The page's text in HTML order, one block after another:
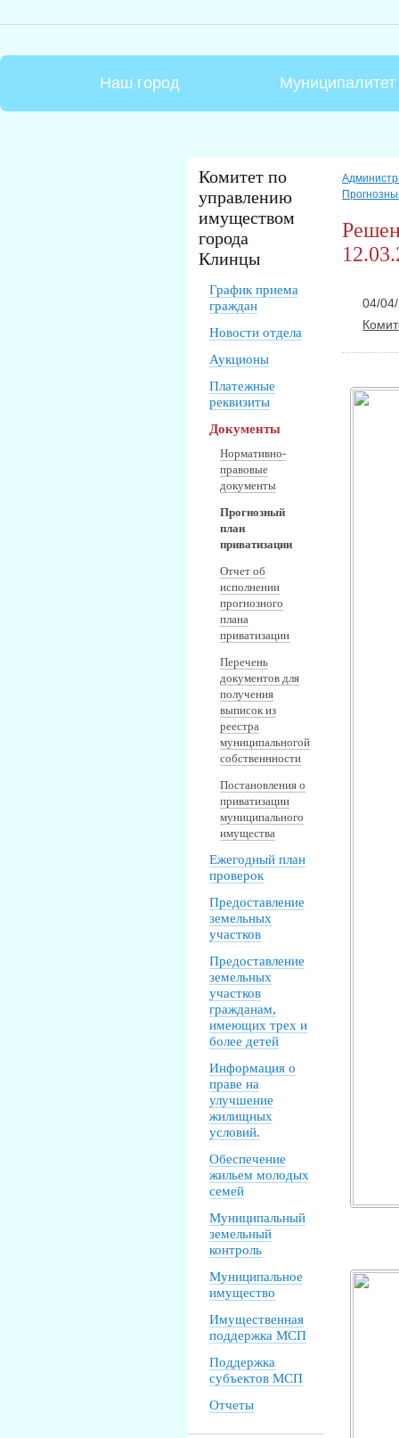
Наш город Муниципалитет
Комитет по
управлению
имуществом
города
Клинцы
График приема
граждан
Новости отдела
Аукционы
Платежные
реквизиты
Документы
Нормативно-
правовые
документы
Прогнозный
план
приватизации
Отчет об
исполнении
прогнозного
плана
приватизации
Перечень
документов для
получения
выписок из
реестра
муниципальногой
собственнности
Постановления о
приватизации
муниципального
имущества
Ежегодный план
проверок
Предоставление
земельных
участков
Предоставление
земельных
участков
гражданам,
имеющих трех и
более детей
Информация о
праве на
улучшение
жилищных
условий.
Обеспечение
жильем молодых
семей
Муниципальный
земельный
контроль
Муниципальное
имущество
Имущественная
поддержка МСП
Поддержка
субъектов МСП
Отчеты
04/04/